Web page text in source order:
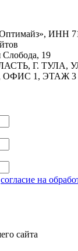
ИНН
Слобода, 19
Г. ТУЛА,
ОФИС 1, ЭТАЖ 3
согласие на
сайта